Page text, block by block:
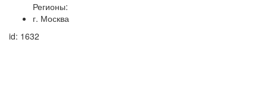
Регионы:
г. Москва
id: 1632